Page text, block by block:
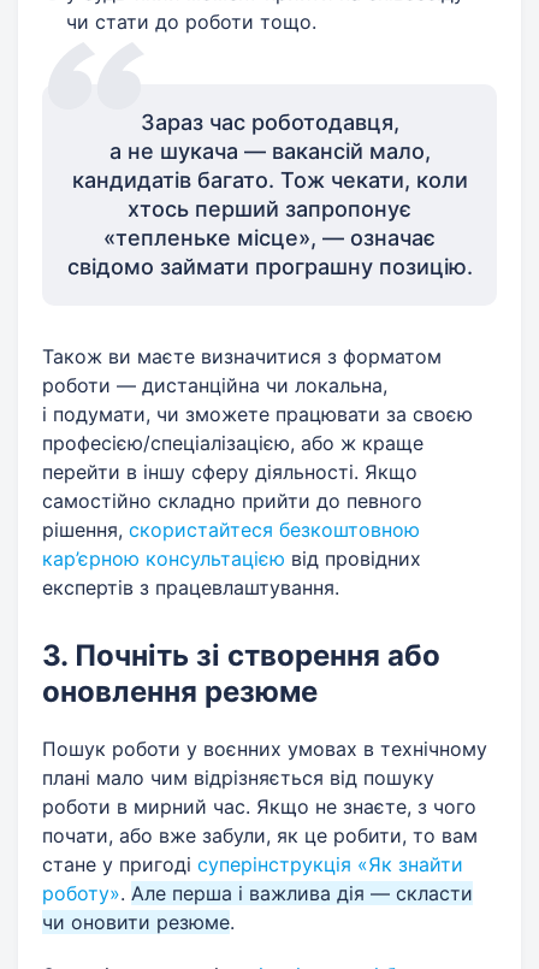
чи стати до роботи тощо.
Зараз час роботодавця,
а не шукача — вакансій мало,
кандидатів багато. Тож чекати, коли
хтось перший запропонує
«тепленьке місце», — означає
свідомо займати програшну позицію.
Також ви маєте визначитися з форматом
роботи — дистанційна чи локальна,
і подумати, чи зможете працювати за своєю
професією/спеціалізацією, або ж краще
перейти в іншу сферу діяльності. Якщо
самостійно складно прийти до певного
рішення, скористайтеся безкоштовною
кар’єрною консультацією від провідних
експертів з працевлаштування.
3. Почніть зі створення або
оновлення резюме
Пошук роботи у воєнних умовах в технічному
плані мало чим відрізняється від пошуку
роботи в мирний час. Якщо не знаєте, з чого
почати, або вже забули, як це робити, то вам
стане у пригоді суперінструкція «Як знайти
роботу». Але перша і важлива дія — скласти
чи оновити резюме.